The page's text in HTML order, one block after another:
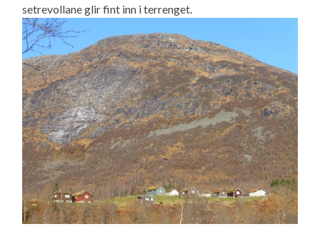
setrevollane glir fint inn i terrenget.